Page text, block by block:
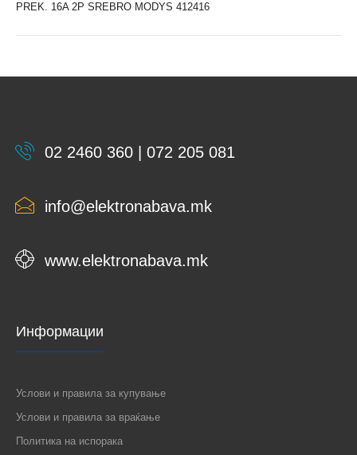
PREK. 16A 2P SREBRO MODYS 412416
02 2460 360 | 072 205 081
info@elektronabava.mk
www.elektronabava.mk
Информации
Услови и правила за купување
Услови и правила за враќање
Политика на испорака